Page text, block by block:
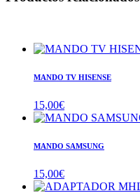
MANDO TV HISENSE
15,00€
MANDO SAMSUNG
15,00€